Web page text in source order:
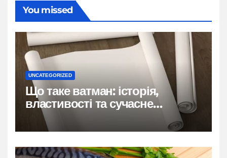
You missed
UNCATEGORIZED
Що таке ватман: історія,
властивості та сучасне
застосування